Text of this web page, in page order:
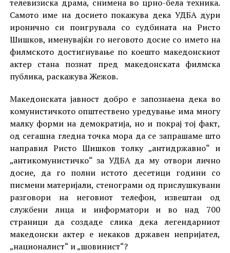
телевизиска драма, снимена во црно-бела техника.
Самото име на досието покажува дека УДБА дури
иронично си поигрувала со судбината на Ристо
Шишков, именувајќи го неговото досие со името на
филмското достигнување по коешто македонскиот
актер стана познат пред македонската филмска
публика, раскажува Жежов.
Македонската јавност добро е запознаена дека во
комунистичкото општествено уредување има многу
малку форми на демократија, но и покрај тој факт,
од сегашна гледна точка мора да се запрашаме што
направил Ристо Шишков толку „антидржавно“ и
„антикомунистичко“ за УДБА да му отвори лично
досие, да го полни истото десетици години со
писмени материјали, стенограми од прислушкувани
разговори на неговиот телефон, извештаи од
службени лица и информатори и во над 700
страници да создаде слика дека легендарниот
македонски актер е некаков државен непријател,
„националист“ и „шовинист“?